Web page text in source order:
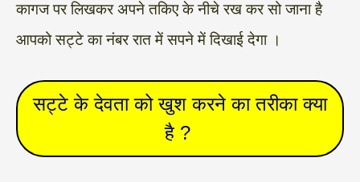
कागज पर लिखकर अपने तकिए के नीचे रख कर सो जाना है
आपको सट्टे का नंबर रात में सपने में दिखाई देगा ।
सट्टे के देवता को खुश करने का तरीका क्या
है ?